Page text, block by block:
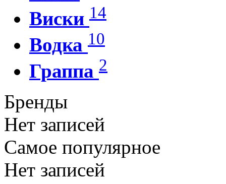
Виски 14
Водка 10
Граппа 2
Бренды
Нет записей
Самое популярное
Нет записей